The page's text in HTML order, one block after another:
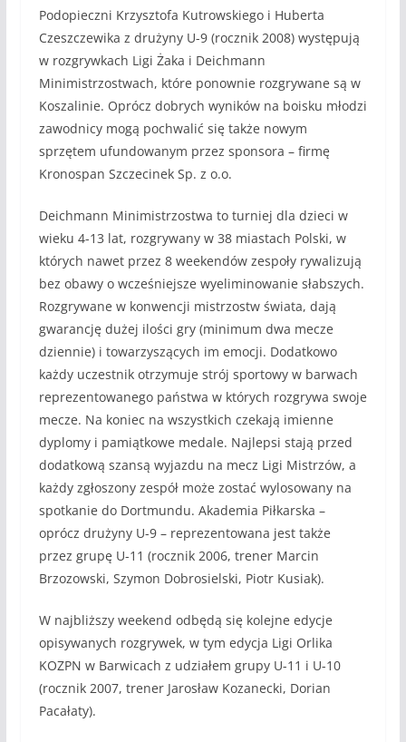
Podopieczni Krzysztofa Kutrowskiego i Huberta
Czeszczewika z drużyny U-9 (rocznik 2008) występują
w rozgrywkach Ligi Żaka i Deichmann
Minimistrzostwach, które ponownie rozgrywane są w
Koszalinie. Oprócz dobrych wyników na boisku młodzi
zawodnicy mogą pochwalić się także nowym
sprzętem ufundowanym przez sponsora – firmę
Kronospan Szczecinek Sp. z o.o.
Deichmann Minimistrzostwa to turniej dla dzieci w
wieku 4-13 lat, rozgrywany w 38 miastach Polski, w
których nawet przez 8 weekendów zespoły rywalizują
bez obawy o wcześniejsze wyeliminowanie słabszych.
Rozgrywane w konwencji mistrzostw świata, dają
gwarancję dużej ilości gry (minimum dwa mecze
dziennie) i towarzyszących im emocji. Dodatkowo
każdy uczestnik otrzymuje strój sportowy w barwach
reprezentowanego państwa w których rozgrywa swoje
mecze. Na koniec na wszystkich czekają imienne
dyplomy i pamiątkowe medale. Najlepsi stają przed
dodatkową szansą wyjazdu na mecz Ligi Mistrzów, a
każdy zgłoszony zespół może zostać wylosowany na
spotkanie do Dortmundu. Akademia Piłkarska –
oprócz drużyny U-9 – reprezentowana jest także
przez grupę U-11 (rocznik 2006, trener Marcin
Brzozowski, Szymon Dobrosielski, Piotr Kusiak).
W najbliższy weekend odbędą się kolejne edycje
opisywanych rozgrywek, w tym edycja Ligi Orlika
KOZPN w Barwicach z udziałem grupy U-11 i U-10
(rocznik 2007, trener Jarosław Kozanecki, Dorian
Pacałaty).